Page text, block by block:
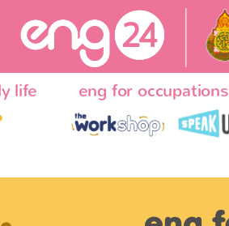
life eng for occupations